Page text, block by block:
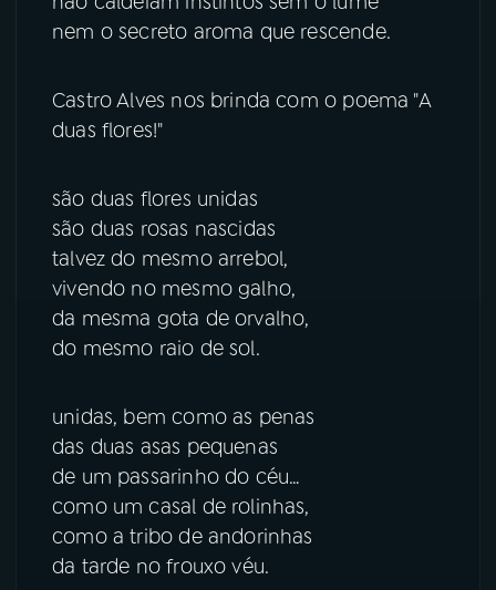
nem o secreto aroma que rescende.
Castro Alves nos brinda com o poema "A
duas flores!"
são duas flores unidas
são duas rosas nascidas
talvez do mesmo arrebol,
vivendo no mesmo galho,
da mesma gota de orvalho,
do mesmo raio de sol.
unidas, bem como as penas
das duas asas pequenas
de um passarinho do céu…
como um casal de rolinhas,
como a tribo de andorinhas
da tarde no frouxo véu.